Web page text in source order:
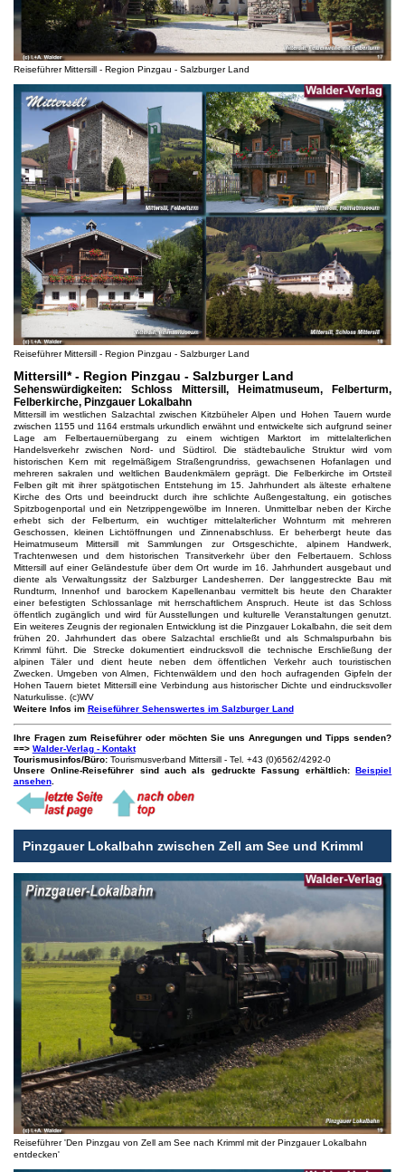
Reiseführer Mittersill - Region Pinzgau - Salzburger Land
Reiseführer Mittersill - Region Pinzgau - Salzburger Land
Mittersill* - Region Pinzgau - Salzburger Land
Sehenswürdigkeiten: Schloss Mittersill, Heimatmuseum, Felberturm,
Felberkirche, Pinzgauer Lokalbahn
Mittersill im westlichen Salzachtal zwischen Kitzbüheler Alpen und Hohen Tauern wurde
zwischen 1155 und 1164 erstmals urkundlich erwähnt und entwickelte sich aufgrund seiner
Lage am Felbertauernübergang zu einem wichtigen Marktort im mittelalterlichen
Handelsverkehr zwischen Nord- und Südtirol. Die städtebauliche Struktur wird vom
historischen Kern mit regelmäßigem Straßengrundriss, gewachsenen Hofanlagen und
mehreren sakralen und weltlichen Baudenkmälern geprägt. Die Felberkirche im Ortsteil
Felben gilt mit ihrer spätgotischen Entstehung im 15. Jahrhundert als älteste erhaltene
Kirche des Orts und beeindruckt durch ihre schlichte Außengestaltung, ein gotisches
Spitzbogenportal und ein Netzrippengewölbe im Inneren. Unmittelbar neben der Kirche
erhebt sich der Felberturm, ein wuchtiger mittelalterlicher Wohnturm mit mehreren
Geschossen, kleinen Lichtöffnungen und Zinnenabschluss. Er beherbergt heute das
Heimatmuseum Mittersill mit Sammlungen zur Ortsgeschichte, alpinem Handwerk,
Trachtenwesen und dem historischen Transitverkehr über den Felbertauern. Schloss
Mittersill auf einer Geländestufe über dem Ort wurde im 16. Jahrhundert ausgebaut und
diente als Verwaltungssitz der Salzburger Landesherren. Der langgestreckte Bau mit
Rundturm, Innenhof und barockem Kapellenanbau vermittelt bis heute den Charakter
einer befestigten Schlossanlage mit herrschaftlichem Anspruch. Heute ist das Schloss
öffentlich zugänglich und wird für Ausstellungen und kulturelle Veranstaltungen genutzt.
Ein weiteres Zeugnis der regionalen Entwicklung ist die Pinzgauer Lokalbahn, die seit dem
frühen 20. Jahrhundert das obere Salzachtal erschließt und als Schmalspurbahn bis
Krimml führt. Die Strecke dokumentiert eindrucksvoll die technische Erschließung der
alpinen Täler und dient heute neben dem öffentlichen Verkehr auch touristischen
Zwecken. Umgeben von Almen, Fichtenwäldern und den hoch aufragenden Gipfeln der
Hohen Tauern bietet Mittersill eine Verbindung aus historischer Dichte und eindrucksvoller
Naturkulisse. (c)WV
Weitere Infos im Reiseführer Sehenswertes im Salzburger Land
Ihre Fragen zum Reiseführer oder möchten Sie uns Anregungen und Tipps senden?
==> Walder-Verlag - Kontakt
Tourismusinfos/Büro:Tourismusverband Mittersill - Tel. +43 (0)6562/4292-0
Unsere Online-Reiseführer sind auch als gedruckte Fassung erhältlich:Beispiel
ansehen.
Pinzgauer Lokalbahn zwischen Zell am See und Krimml
Reiseführer 'Den Pinzgau von Zell am See nach Krimml mit der Pinzgauer Lokalbahn
entdecken'